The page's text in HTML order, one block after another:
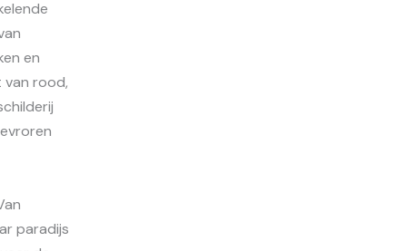
en
rood,
paradijs